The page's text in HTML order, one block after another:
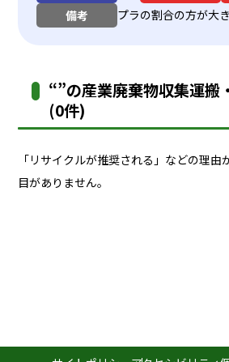
備考
プラの割合の方が大
“”の産業廃棄物収集運搬
(0件)
「リサイクルが推奨される」などの理由
目がありません。